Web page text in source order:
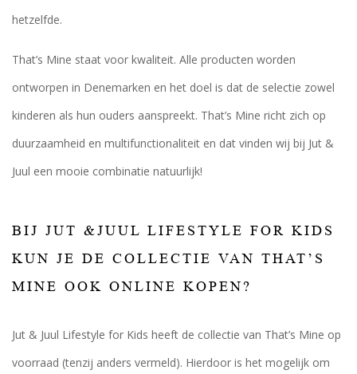
hetzelfde.
That’s Mine staat voor kwaliteit. Alle producten worden
ontworpen in Denemarken en het doel is dat de selectie zowel
kinderen als hun ouders aanspreekt. That’s Mine richt zich op
duurzaamheid en multifunctionaliteit en dat vinden wij bij Jut &
Juul een mooie combinatie natuurlijk!
BIJ JUT &JUUL LIFESTYLE FOR KIDS
KUN JE DE COLLECTIE VAN THAT’S
MINE OOK ONLINE KOPEN?
Jut & Juul Lifestyle for Kids heeft de collectie van That’s Mine op
voorraad (tenzij anders vermeld). Hierdoor is het mogelijk om